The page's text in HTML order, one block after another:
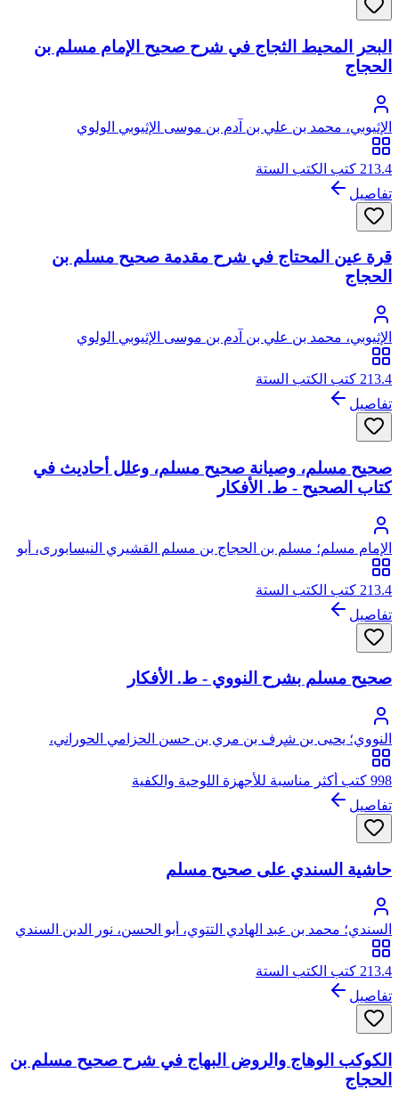
البحر المحيط الثجاج في شرح صحيح الإمام مسلم بن
الحجاج
الإثيوبي، محمد بن علي بن آدم بن موسى الإثيوبي الولوي
213.4 كتب الكتب الستة
تفاصيل
قرة عين المحتاج في شرح مقدمة صحيح مسلم بن
الحجاج
الإثيوبي، محمد بن علي بن آدم بن موسى الإثيوبي الولوي
213.4 كتب الكتب الستة
تفاصيل
صحيح مسلم، وصيانة صحيح مسلم، وعلل أحاديث في
كتاب الصحيح - ط. الأفكار
الإمام مسلم؛ مسلم بن الحجاج بن مسلم القشيري النيسابورى، أبو
الحسين
213.4 كتب الكتب الستة
تفاصيل
صحيح مسلم بشرح النووي - ط. الأفكار
النووي؛ يحيى بن شرف بن مري بن حسن الحزامي الحوراني،
النووي، الشافعي، أبو زكريا، محيي الدين
998 كتب أكثر مناسبة للأجهزة اللوحية والكفية
تفاصيل
حاشية السندي على صحيح مسلم
السندي؛ محمد بن عبد الهادي التتوي، أبو الحسن، نور الدين السندي
213.4 كتب الكتب الستة
تفاصيل
الكوكب الوهاج والروض البهاج في شرح صحيح مسلم بن
الحجاج